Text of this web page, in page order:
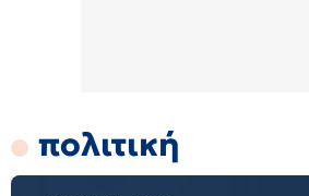
πολιτική